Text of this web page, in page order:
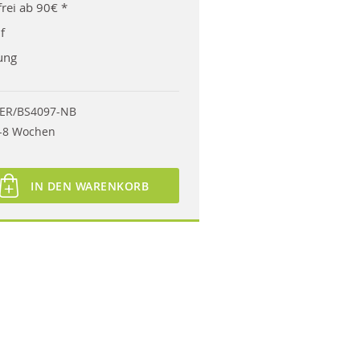
ab 90€ *
BS4097-NB
Wochen
IN DEN WARENKORB